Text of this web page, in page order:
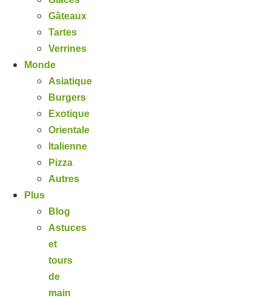
Gâteaux
Tartes
Verrines
Monde
Asiatique
Burgers
Exotique
Orientale
Italienne
Pizza
Autres
Plus
Blog
Astuces
et
tours
de
main